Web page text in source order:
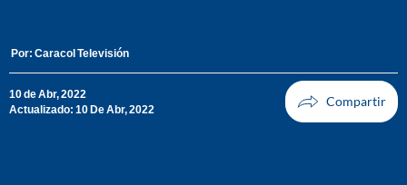
Por: Caracol Televisión
10 de Abr, 2022
Actualizado: 10 De Abr, 2022